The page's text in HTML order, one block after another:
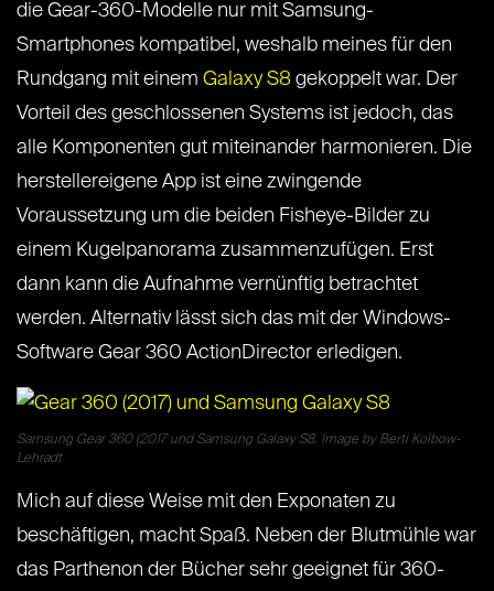
die Gear-360-Modelle nur mit Samsung-
Smartphones kompatibel, weshalb meines für den
Rundgang mit einem Galaxy S8 gekoppelt war. Der
Vorteil des geschlossenen Systems ist jedoch, das
alle Komponenten gut miteinander harmonieren. Die
herstellereigene App ist eine zwingende
Voraussetzung um die beiden Fisheye-Bilder zu
einem Kugelpanorama zusammenzufügen. Erst
dann kann die Aufnahme vernünftig betrachtet
werden. Alternativ lässt sich das mit der Windows-
Software Gear 360 ActionDirector erledigen.
Samsung Gear 360 (2017 und Samsung Galaxy S8. Image by Berti Kolbow-
Lehradt
Mich auf diese Weise mit den Exponaten zu
beschäftigen, macht Spaß. Neben der Blutmühle war
das Parthenon der Bücher sehr geeignet für 360-